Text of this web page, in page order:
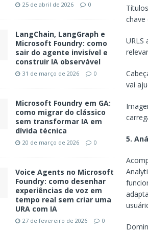
chave
URLS
vai
5.
25 de abril de 2026 0
LangChain, LangGraph e
Microsoft Foundry: como
sair do agente invisível e
construir IA observável
31 de março de 2026 0
Microsoft Foundry em GA:
como migrar do clássico
sem transformar IA em
dívida técnica
20 de março de 2026 0
Voice Agents no Microsoft
Foundry: como desenhar
experiências de voz em
tempo real sem criar uma
URA com IA
27 de fevereiro de 2026 0